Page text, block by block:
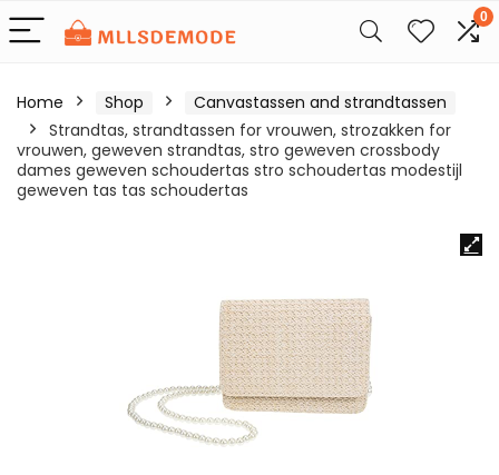
0
Home Shop
Canvastassen and strandtassen
Strandtas, strandtassen for vrouwen, strozakken for
vrouwen, geweven strandtas, stro geweven crossbody
dames geweven schoudertas stro schoudertas modestijl
geweven tas tas schoudertas